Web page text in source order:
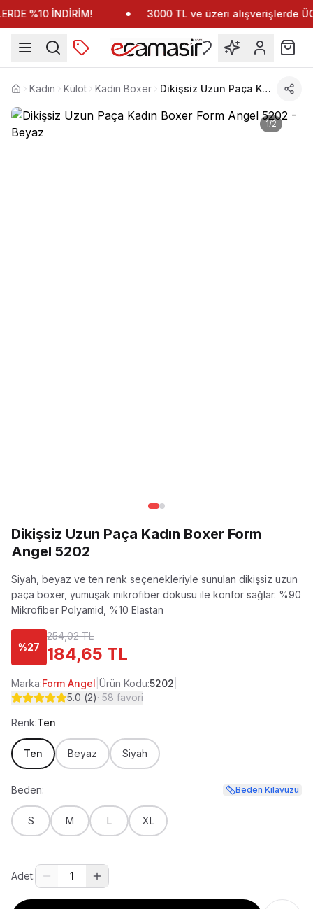
%10 İNDİRİM! 3000 TL ve üzeri alışverişlerde
Anasayfa
Kadın Külot Kadın Boxer Dikişsiz Uzun Paça Kadın Boxer Form Angel 5202
1/2
Dikişsiz Uzun Paça Kadın Boxer Form
Angel 5202
Siyah, beyaz ve ten renk seçenekleriyle sunulan dikişsiz uzun
paça boxer, yumuşak mikrofiber dokusu ile konfor sağlar. %90
Mikrofiber Polyamid, %10 Elastan
%27
254,02 TL
184,65 TL
Marka:Form Angel Ürün Kodu:5202
5.0 (2)· 58 favori
Renk:Ten
Ten Beyaz Siyah
Beden: Beden Kılavuzu
S M L XL
Adet: 1